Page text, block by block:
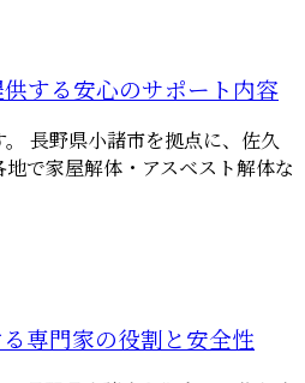
する安心のサポート内容
長野県小諸市を拠点に、佐久
で家屋解体・アスベスト解体な
専門家の役割と安全性